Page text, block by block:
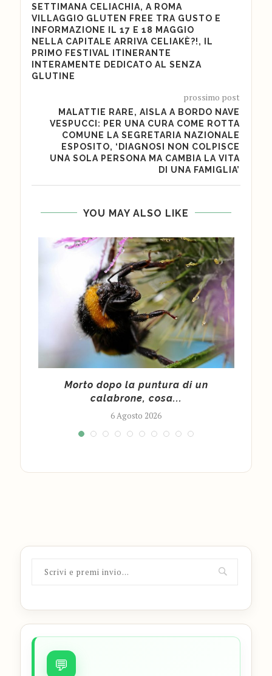
SETTIMANA CELIACHIA, A ROMA
VILLAGGIO GLUTEN FREE TRA GUSTO E
INFORMAZIONE IL 17 E 18 MAGGIO
NELLA CAPITALE ARRIVA CELIAKÈ?!, IL
PRIMO FESTIVAL ITINERANTE
INTERAMENTE DEDICATO AL SENZA
GLUTINE
prossimo post
MALATTIE RARE, AISLA A BORDO NAVE
VESPUCCI: PER UNA CURA COME ROTTA
COMUNE LA SEGRETARIA NAZIONALE
ESPOSITO, ‘DIAGNOSI NON COLPISCE
UNA SOLA PERSONA MA CAMBIA LA VITA
DI UNA FAMIGLIA’
YOU MAY ALSO LIKE
Morto dopo la puntura di un
calabrone, cosa...
6 Agosto 2026
💬